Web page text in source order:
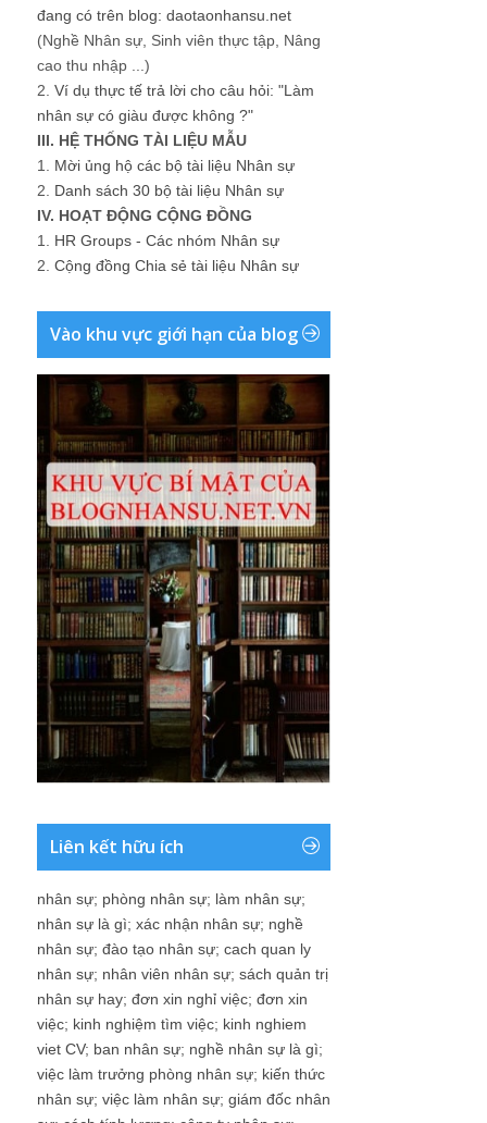
đang có trên blog: daotaonhansu.net
(Nghề Nhân sự, Sinh viên thực tập, Nâng
cao thu nhập ...)
2. Ví dụ thực tế trả lời cho câu hỏi: "Làm
nhân sự có giàu được không ?"
III. HỆ THỐNG TÀI LIỆU MẪU
1. Mời ủng hộ các bộ tài liệu Nhân sự
2. Danh sách 30 bộ tài liệu Nhân sự
IV. HOẠT ĐỘNG CỘNG ĐỒNG
1. HR Groups - Các nhóm Nhân sự
2. Cộng đồng Chia sẻ tài liệu Nhân sự
Vào khu vực giới hạn của blog
Liên kết hữu ích
nhân sự; phòng nhân sự; làm nhân sự;
nhân sự là gì; xác nhận nhân sự; nghề
nhân sự; đào tạo nhân sự; cach quan ly
nhân sự; nhân viên nhân sự; sách quản trị
nhân sự hay; đơn xin nghỉ việc; đơn xin
việc; kinh nghiệm tìm việc; kinh nghiem
viet CV; ban nhân sự; nghề nhân sự là gì;
việc làm trưởng phòng nhân sự; kiến thức
nhân sự; việc làm nhân sự; giám đốc nhân